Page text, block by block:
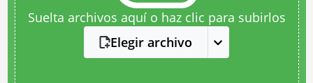
Suelta archivos aquí o haz clic para subirlos
Elegir archivo